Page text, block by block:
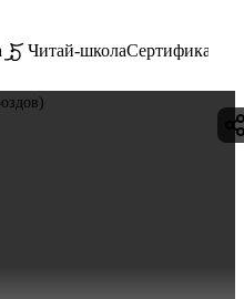
Читай-школаСертификаты